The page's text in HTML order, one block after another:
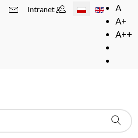
A
A+
A++
Wybierz swój język
Intranet